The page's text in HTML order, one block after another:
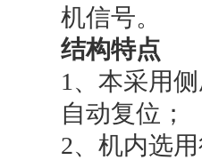
机信号。
结构特点
1、本采用
自动复位；
2、机内选